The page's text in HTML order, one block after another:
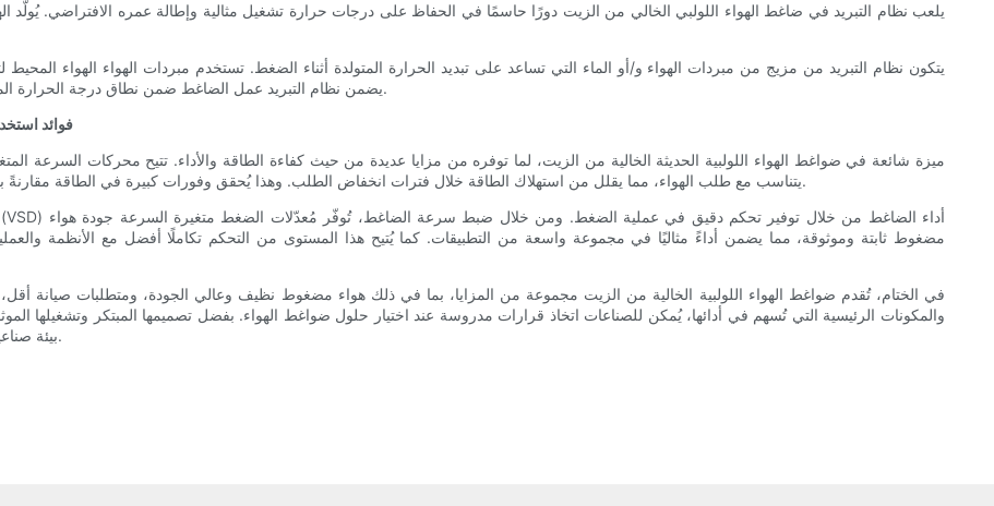
يلعب نظام التبريد في ضاغط الهواء اللولبي الخالي من الزيت دورًا حاسمًا في الحفاظ على درجات حرارة تشغيل مثالية وإطالة عمره الافتراضي. يُولّد
يتكون نظام التبريد من مزيج من مبردات الهواء و/أو الماء التي تساعد على تبديد الحرارة المتولدة أثناء الضغط. تستخدم مبردات الهواء الهواء المحيط
يضمن نظام التبريد عمل الضاغط ضمن نطاق درجة الحرارة الموصى به، مما يمنع ارتفاع درجة حرارته ويضمن موثوقية طويلة الأمد.
فوائد
يتناسب مع طلب الهواء، مما يقلل من استهلاك الطاقة خلال فترات انخفاض الطلب. وهذا يُحقق وفورات كبيرة في الطاقة مقارنةً بضواغط السرعة الثابتة، مما يجعلها خيارًا اقتصاديًا على المدى الطويل.
مضغوط ثابتة وموثوقة، مما يضمن أداءً مثاليًا في مجموعة واسعة من التطبيقات. كما يُتيح هذا المستوى من التحكم تكاملًا أفضل مع الأنظمة
في الختام، تُقدم ضواغط الهواء اللولبية الخالية من الزيت مجموعة من المزايا، بما في ذلك هواء مضغوط نظيف وعالي الجودة، ومتطلبات صيانة
والمكونات الرئيسية التي تُسهم في أدائها، يُمكن للصناعات اتخاذ قرارات مدروسة عند اختيار حلول ضواغط الهواء. بفضل تصميمها المبتكر وتشغيلها
بيئة صناعية، حيث تُوفر الهواء المضغوط اللازم لمجموعة واسعة من التطبيقات.